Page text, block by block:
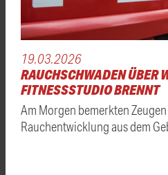
19.03.2026
RAUCHSCHWADEN ÜBER
FITNESSSTUDIO BRENNT
Am Morgen bemerkten
Rauchentwicklung aus dem